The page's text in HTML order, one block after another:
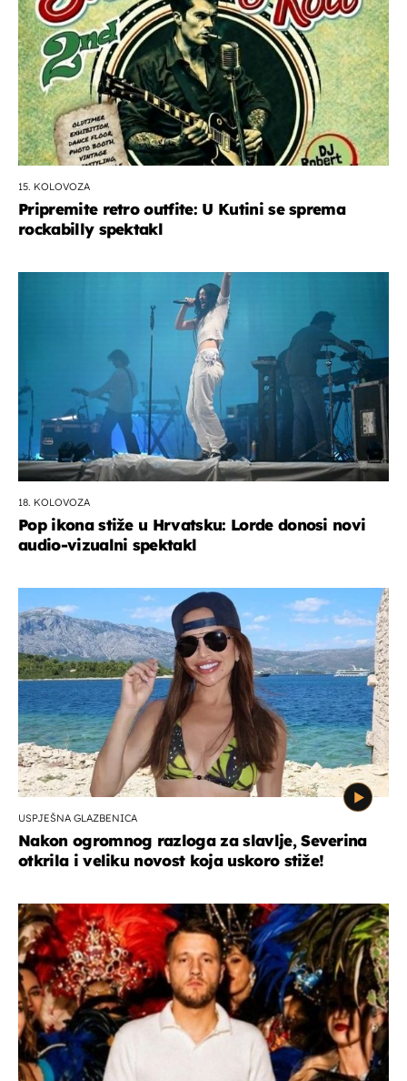
15. KOLOVOZA
Pripremite retro outfite: U Kutini se sprema
rockabilly spektakl
18. KOLOVOZA
Pop ikona stiže u Hrvatsku: Lorde donosi novi
audio-vizualni spektakl
USPJEŠNA GLAZBENICA
Nakon ogromnog razloga za slavlje, Severina
otkrila i veliku novost koja uskoro stiže!